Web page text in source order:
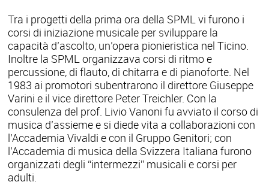
Tra i progetti della prima ora della SPML vi furono i
corsi di iniziazione musicale per sviluppare la
capacità d’ascolto, un’opera pionieristica nel Ticino.
Inoltre la SPML organizzava corsi di ritmo e
percussione, di flauto, di chitarra e di pianoforte. Nel
1983 ai promotori subentrarono il direttore Giuseppe
Varini e il vice direttore Peter Treichler. Con la
consulenza del prof. Livio Vanoni fu avviato il corso di
musica d’assieme e si diede vita a collaborazioni con
l’Accademia Vivaldi e con il Gruppo Genitori; con
l’Accademia di musica della Svizzera Italiana furono
organizzati degli “intermezzi” musicali e corsi per
adulti.